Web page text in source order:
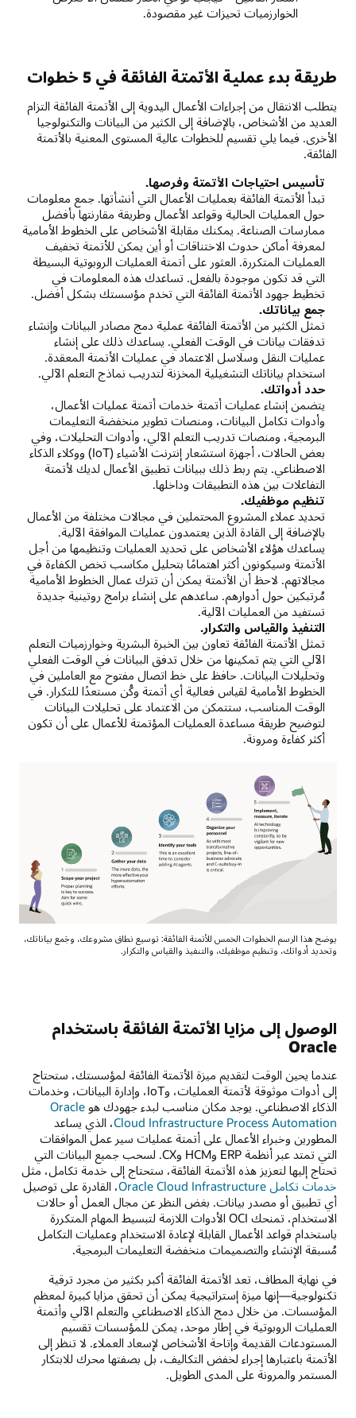
الخوارزميات تحيزات غير مقصودة.
طريقة بدء عملية الأتمتة الفائقة في 5 خطوات
يتطلب الانتقال من إجراءات الأعمال اليدوية إلى الأتمتة الفائقة التزام
العديد من الأشخاص، بالإضافة إلى الكثير من البيانات والتكنولوجيا
الأخرى. فيما يلي تقسيم للخطوات عالية المستوى المعنية بالأتمتة
الفائقة.
تأسيس احتياجات الأتمتة وفرصها.
تبدأ الأتمتة الفائقة بعمليات الأعمال التي أنشأتها. جمع معلومات
حول العمليات الحالية وقواعد الأعمال وطريقة مقارنتها بأفضل
ممارسات الصناعة. يمكنك مقابلة الأشخاص على الخطوط الأمامية
لمعرفة أماكن حدوث الاختناقات أو أين يمكن للأتمتة تخفيف
العمليات المتكررة. العثور على أتمتة العمليات الروبوتية البسيطة
التي قد تكون موجودة بالفعل. تساعدك هذه المعلومات في
تخطيط جهود الأتمتة الفائقة التي تخدم مؤسستك بشكل أفضل.
جمع بياناتك.
تمثل الكثير من الأتمتة الفائقة عملية دمج مصادر البيانات وإنشاء
تدفقات بيانات في الوقت الفعلي. يساعدك ذلك على إنشاء
عمليات النقل وسلاسل الاعتماد في عمليات الأتمتة المعقدة.
استخدام بياناتك التشغيلية المخزنة لتدريب نماذج التعلم الآلي.
حدد أدواتك.
يتضمن إنشاء عمليات أتمتة خدمات أتمتة عمليات الأعمال،
وأدوات تكامل البيانات، ومنصات تطوير منخفضة التعليمات
البرمجية، ومنصات تدريب التعلم الآلي، وأدوات التحليلات، وفي
بعض الحالات، أجهزة استشعار إنترنت الأشياء (IoT) ووكلاء الذكاء
الاصطناعي. يتم ربط ذلك ببيانات تطبيق الأعمال لديك لأتمتة
التفاعلات بين هذه التطبيقات وداخلها.
تنظيم موظفيك.
تحديد عملاء المشروع المحتملين في مجالات مختلفة من الأعمال
بالإضافة إلى القادة الذين يعتمدون عمليات الموافقة الآلية.
يساعدك هؤلاء الأشخاص على تحديد العمليات وتنظيمها من أجل
الأتمتة وسيكونون أكثر اهتمامًا بتحليل مكاسب تخص الكفاءة في
مجالاتهم. لاحظ أن الأتمتة يمكن أن تترك عمال الخطوط الأمامية
مُرتبكين حول أدوارهم. ساعدهم على إنشاء برامج روتينية جديدة
تستفيد من العمليات الآلية.
التنفيذ والقياس والتكرار.
تمثل الأتمتة الفائقة تعاون بين الخبرة البشرية وخوارزميات التعلم
الآلي التي يتم تمكينها من خلال تدفق البيانات في الوقت الفعلي
وتحليلات البيانات. حافظ على خط اتصال مفتوح مع العاملين في
الخطوط الأمامية لقياس فعالية أي أتمتة وكُن مستعدًا للتكرار. في
الوقت المناسب، ستتمكن من الاعتماد على تحليلات البيانات
لتوضيح طريقة مساعدة العمليات المؤتمتة للأعمال على أن تكون
أكثر كفاءة ومرونة.
يوضح هذا الرسم الخطوات الخمس للأتمتة الفائقة: توسيع نطاق مشروعك، وجَمع بياناتك،
وتحديد أدواتك، وتنظيم موظفيك، والتنفيذ والقياس والتكرار.
تصاعديًا
من
أدنى
اليسار
إلى
أعلى
اليمين.
على
الدرجة
السفلية
اليسرى
شخص
يقف
مع
اليدين
على
الوركين.
على
الدرجة
العلوية
اليمنى
يوجد
شخص
الوصول إلى مزايا الأتمتة الفائقة باستخدام
Oracle
عندما يحين الوقت لتقديم ميزة الأتمتة الفائقة لمؤسستك، ستحتاج
إلى أدوات موثوقة لأتمتة العمليات، وIoT، وإدارة البيانات، وخدمات
الذكاء الاصطناعي. يوجد مكان مناسب لبدء جهودك هو Oracle
Cloud Infrastructure Process Automation، الذي يساعد
المطورين وخبراء الأعمال على أتمتة عمليات سير عمل الموافقات
التي تمتد عبر أنظمة ERP وHCM وCX. لسحب جميع البيانات التي
تحتاج إليها لتعزيز هذه الأتمتة الفائقة، ستحتاج إلى خدمة تكامل، مثل
خدمات تكامل Oracle Cloud Infrastructure
، القادرة على توصيل
أي تطبيق أو مصدر بيانات. بغض النظر عن مجال العمل أو حالات
الاستخدام، تمنحك OCI الأدوات اللازمة لتبسيط المهام المتكررة
باستخدام قواعد الأعمال القابلة لإعادة الاستخدام وعمليات التكامل
مُسبقة الإنشاء والتصميمات منخفضة التعليمات البرمجية.
في نهاية المطاف، تعد الأتمتة الفائقة أكبر بكثير من مجرد ترقية
تكنولوجية—إنها ميزة إستراتيجية يمكن أن تحقق مزايا كبيرة لمعظم
المؤسسات. من خلال دمج الذكاء الاصطناعي والتعلم الآلي وأتمتة
العمليات الروبوتية في إطار موحد، يمكن للمؤسسات تقسيم
المستودعات القديمة وإتاحة الأشخاص لإسعاد العملاء. لا تنظر إلى
الأتمتة باعتبارها إجراء لخفض التكاليف، بل بصفتها محرك للابتكار
المستمر والمرونة على المدى الطويل.